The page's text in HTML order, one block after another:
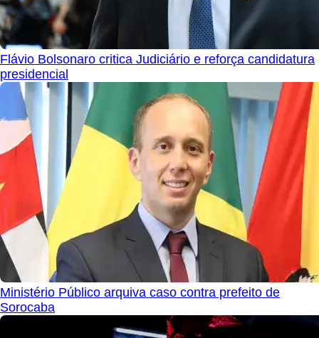
Flávio Bolsonaro critica Judiciário e reforça candidatura
presidencial
Ministério Público arquiva caso contra prefeito de
Sorocaba